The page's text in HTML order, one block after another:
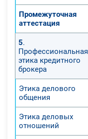
Промежуточная
аттестация
5.
Профессиональная
этика кредитного
брокера
Этика делового
общения
Этика деловых
отношений